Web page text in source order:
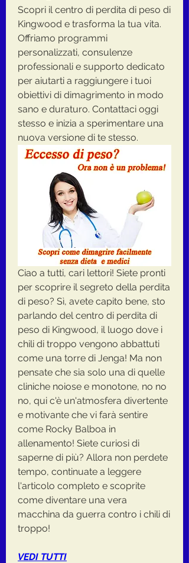
Scopri il centro di perdita di peso di
Kingwood e trasforma la tua vita.
Offriamo programmi
personalizzati, consulenze
professionali e supporto dedicato
per aiutarti a raggiungere i tuoi
obiettivi di dimagrimento in modo
sano e duraturo. Contattaci oggi
stesso e inizia a sperimentare una
nuova versione di te stesso.
Ciao a tutti, cari lettori! Siete pronti
per scoprire il segreto della perdita
di peso? Sì, avete capito bene, sto
parlando del centro di perdita di
peso di Kingwood, il luogo dove i
chili di troppo vengono abbattuti
come una torre di Jenga! Ma non
pensate che sia solo una di quelle
cliniche noiose e monotone, no no
no, qui c'è un'atmosfera divertente
e motivante che vi farà sentire
come Rocky Balboa in
allenamento! Siete curiosi di
saperne di più? Allora non perdete
tempo, continuate a leggere
l'articolo completo e scoprite
come diventare una vera
macchina da guerra contro i chili di
troppo!
VEDI TUTTI